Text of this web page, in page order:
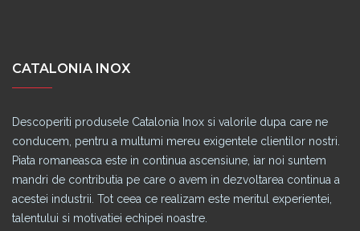
CATALONIA INOX
Descoperiti produsele Catalonia Inox si valorile dupa care ne
conducem, pentru a multumi mereu exigentele clientilor nostri.
Piata romaneasca este in continua ascensiune, iar noi suntem
mandri de contributia pe care o avem in dezvoltarea continua a
acestei industrii. Tot ceea ce realizam este meritul experientei,
talentului si motivatiei echipei noastre.